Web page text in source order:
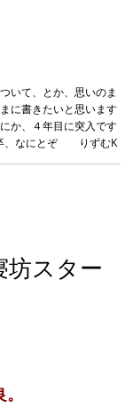
いて、とか、思いのま
まに書きたいと思います
か、４年目に突入です
、なにとぞ りずむK
坊スター